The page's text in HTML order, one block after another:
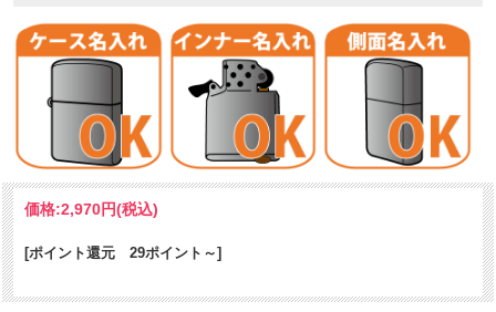
ケース形状：レギュラー・ケース
仕様：Black Matte｜レーザー加工
価格:2,970円(税込)
[ポイント還元 29ポイント～]